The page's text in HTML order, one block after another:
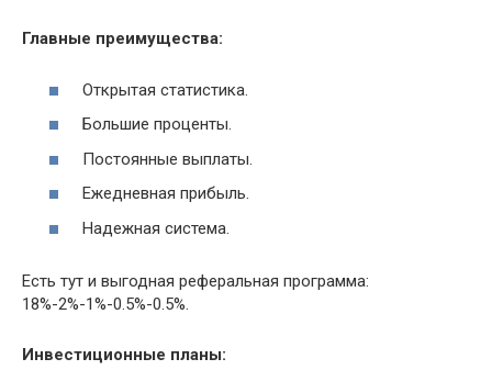
Главные преимущества:
Открытая статистика.
Большие проценты.
Постоянные выплаты.
Ежедневная прибыль.
Надежная система.
Есть тут и выгодная реферальная программа:
18%-2%-1%-0.5%-0.5%.
Инвестиционные планы: